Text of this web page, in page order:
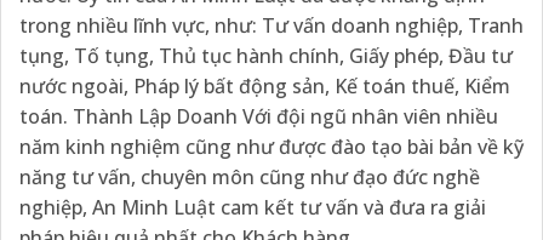
trong nhiều lĩnh vực, như: Tư vấn doanh nghiệp, Tranh
tụng, Tố tụng, Thủ tục hành chính, Giấy phép, Đầu tư
nước ngoài, Pháp lý bất động sản, Kế toán thuế, Kiểm
toán. Thành Lập Doanh Với đội ngũ nhân viên nhiều
năm kinh nghiệm cũng như được đào tạo bài bản về kỹ
năng tư vấn, chuyên môn cũng như đạo đức nghề
nghiệp, An Minh Luật cam kết tư vấn và đưa ra giải